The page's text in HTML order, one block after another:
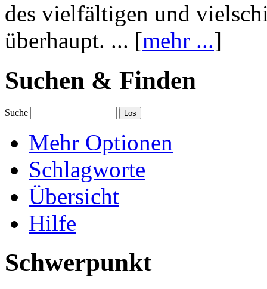
des vielfältigen und
überhaupt. ... [mehr ...]
Suchen & Finden
Suche
Mehr Optionen
Schlagworte
Übersicht
Hilfe
Schwerpunkt